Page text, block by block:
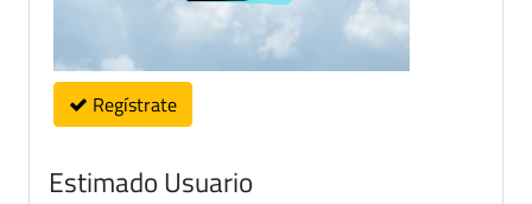
Regístrate
Estimado Usuario